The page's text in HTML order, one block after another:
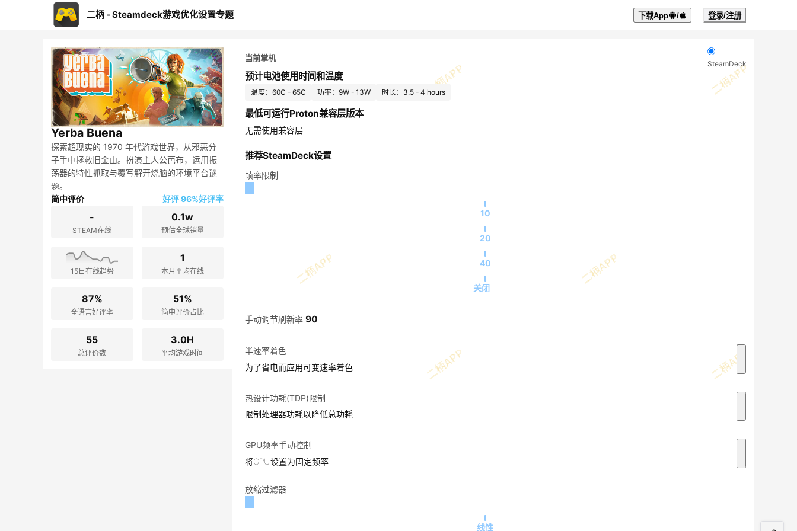
二柄 - Steamdeck游戏优化设置专题 下载App / 登录/注册
Yerba Buena
探索超现实的 1970 年代游戏世界，从邪恶分
子手中拯救旧金山。扮演主人公芭布，运用振
荡器的特性抓取与覆写解开烧脑的环境平台谜
题。
简中评价
好评 96%好评率
-
STEAM在线
0.1w
预估全球销量
15日在线趋势
1
本月平均在线
87%
全语言好评率
51%
简中评价占比
55
总评价数
3.0H
平均游戏时间
当前掌机
SteamDeck
预计电池使用时间和温度
温度：60C - 65C 功率：9W - 13W 时长：3.5 - 4 hours
最低可运行Proton兼容层版本
无需使用兼容层
推荐SteamDeck设置
帧率限制
10
20
40
关闭
手动调节刷新率 90
半速率着色
为了省电而应用可变速率着色
热设计功耗(TDP)限制
限制处理器功耗以降低总功耗
GPU频率手动控制
将GPU设置为固定频率
放缩过滤器
线性